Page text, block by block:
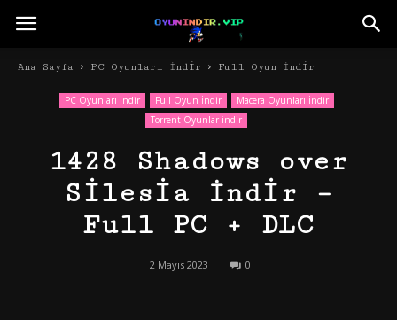
Ana Sayfa PC Oyunları İndir Full Oyun İndir
PC Oyunları İndir Full Oyun İndir
Macera Oyunları İndir
Torrent Oyunlar indir
1428 Shadows over
Silesia İndir –
Full PC + DLC
2 Mayıs 2023 0